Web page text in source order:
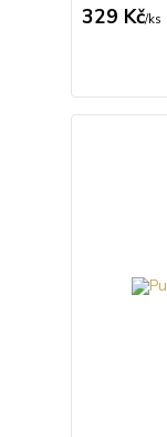
329 Kč/ks